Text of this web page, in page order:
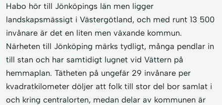
Habo hör till Jönköpings län men ligger
landskapsmässigt i Västergötland, och med runt 13 500
invånare är det en liten men växande kommun.
Närheten till Jönköping märks tydligt, många pendlar in
till stan och har samtidigt lugnet vid Vättern på
hemmaplan. Tätheten på ungefär 29 invånare per
kvadratkilometer döljer att folk till stor del bor samlat i
och kring centralorten, medan delar av kommunen är